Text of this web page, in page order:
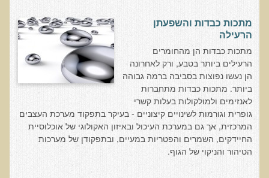
אקופוליטן רשת בינ"ל לבריאות האדם והסביבה
מיהו ד"ר עדיאל תל-אורן
הארגון למזעור החשיפה האלקטרומגנטית
מרפ"י - המרכז לרפואה פונקציונאלית בישראל
הארגון העולמי לבריאות נפשית פונקציונאלית
מתכות כבדות והשפעתן
הרעילה
מתכות כבדות הן מהחומרים
הרעילים ביותר בטבע, ורק לאחרונה
הן נעשו נפוצות בסביבה ברמה גבוהה
ביותר. מתכות כבדות מתחברות
לאנזימים ולמולקולות בעלות קשרי
גופרית וגורמות לשינויים קיצוניים - בעיקר בתפקוד מערכת העצבים
המרכזית, אך גם במערכת העיכול ובאיזון האקולוגי של אוכלוסיית
החיידקים, השמרים והפטריות במעיים, ובתפקודן של מערכות
הטיהור והניקוי של הגוף.